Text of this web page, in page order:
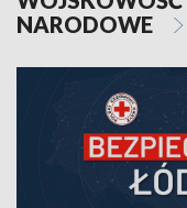
NARODOWE